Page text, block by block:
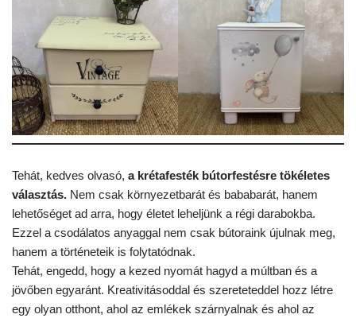
Tehát, kedves olvasó, a krétafesték bútorfestésre tökéletes
választás. Nem csak környezetbarát és bababarát, hanem
lehetőséget ad arra, hogy életet leheljünk a régi darabokba.
Ezzel a csodálatos anyaggal nem csak bútoraink újulnak meg,
hanem a történeteik is folytatódnak.
Tehát, engedd, hogy a kezed nyomát hagyd a múltban és a
jövőben egyaránt. Kreativitásoddal és szereteteddel hozz létre
egy olyan otthont, ahol az emlékek szárnyalnak és ahol az